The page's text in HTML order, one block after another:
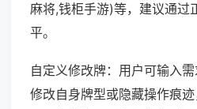
麻将,钱柜手游)等，建议通过
平。
自定义修改牌：用户可输入需
修改自身牌型或隐藏操作痕